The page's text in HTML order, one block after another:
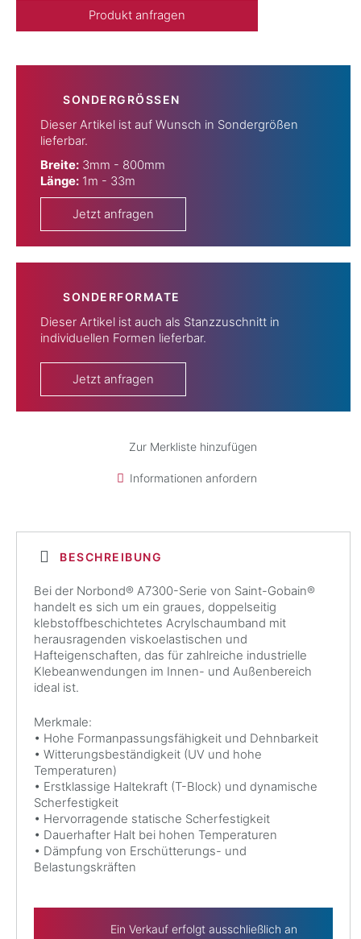
Produkt anfragen
SONDERGRÖSSEN
Dieser Artikel ist auf Wunsch in Sondergrößen
lieferbar.
Breite: 3mm - 800mm
Länge: 1m - 33m
Jetzt anfragen
SONDERFORMATE
Dieser Artikel ist auch als Stanzzuschnitt in
individuellen Formen lieferbar.
Jetzt anfragen
Zur Merkliste hinzufügen
Informationen anfordern
BESCHREIBUNG
Bei der Norbond® A7300-Serie von Saint-Gobain®
handelt es sich um ein graues, doppelseitig
klebstoffbeschichtetes Acrylschaumband mit
herausragenden viskoelastischen und
Hafteigenschaften, das für zahlreiche industrielle
Klebeanwendungen im Innen- und Außenbereich
ideal ist.
Merkmale:
• Hohe Formanpassungsfähigkeit und Dehnbarkeit
• Witterungsbeständigkeit (UV und hohe
Temperaturen)
• Erstklassige Haltekraft (T-Block) und dynamische
Scherfestigkeit
• Hervorragende statische Scherfestigkeit
• Dauerhafter Halt bei hohen Temperaturen
• Dämpfung von Erschütterungs- und
Belastungskräften
Ein Verkauf erfolgt ausschließlich an